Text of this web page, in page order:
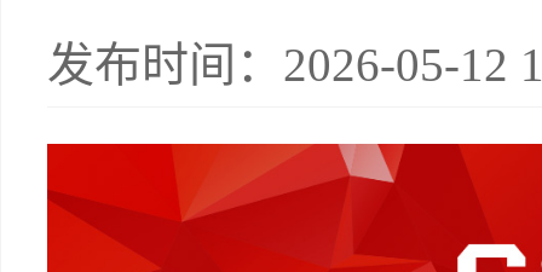
发布时间：2026-05-